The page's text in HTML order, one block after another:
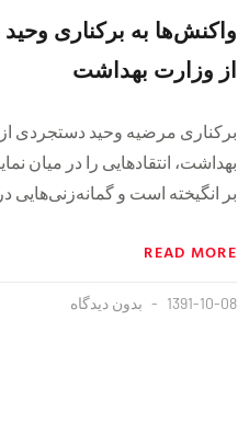
واکنش‌ها به برکناری
از وزارت بهداشت
برکناری مرضیه وحید دستجردی
بهداشت، انتقادهایی را در میان
بر انگیخته است و گمانه‌زنی‌هایی
READ MORE
1391-10-08 بدون دیدگاه